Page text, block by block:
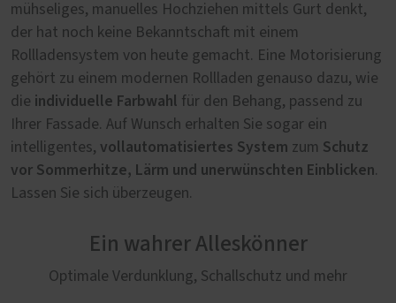
mühseliges, manuelles Hochziehen mittels Gurt denkt,
der hat noch keine Bekanntschaft mit einem
Rollladensystem von heute gemacht. Eine Motorisierung
gehört zu einem modernen Rollladen genauso dazu, wie
die individuelle Farbwahl für den Behang, passend zu
Ihrer Fassade. Auf Wunsch erhalten Sie sogar ein
intelligentes, vollautomatisiertes System zum Schutz
vor Sommerhitze, Lärm und unerwünschten Einblicken.
Lassen Sie sich überzeugen.
Ein wahrer Alleskönner
Optimale Verdunklung, Schallschutz und mehr